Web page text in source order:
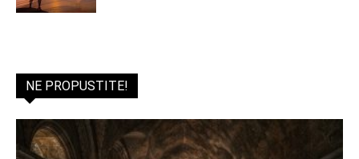
NE PROPUSTITE!